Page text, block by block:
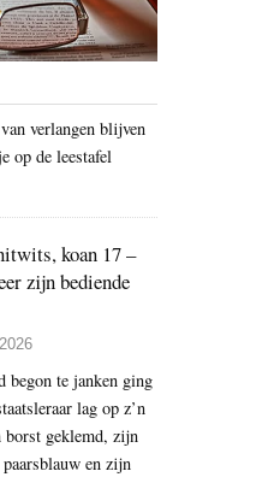
verlangen blijven
op de leestafel
koan 17 –
zijn bediende
begon te janken ging
lag op z’n
geklemd, zijn
en zijn